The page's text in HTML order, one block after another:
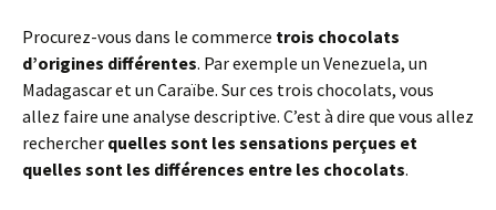
Procurez-vous dans le commerce trois chocolats
d’origines différentes. Par exemple un Venezuela, un
Madagascar et un Caraïbe. Sur ces trois chocolats, vous
allez faire une analyse descriptive. C’est à dire que vous allez
rechercher quelles sont les sensations perçues et
quelles sont les différences entre les chocolats.